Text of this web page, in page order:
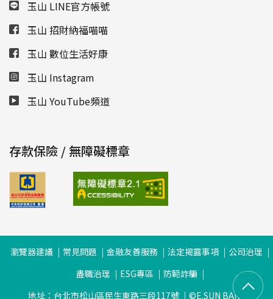
玉山 LINE官方帳號
玉山 招財納福喵喵
玉山 數位生活好康
玉山 Instagram
玉山 YouTube頻道
存款保險 / 無障礙標章
瀏覽器建議 常見問題 金融友善服務 法定揭露事項
公司治理
盡職治理
ESG專區
防範詐騙
地址：台北市松山區民生東路三段117號
©E.SUN BANK